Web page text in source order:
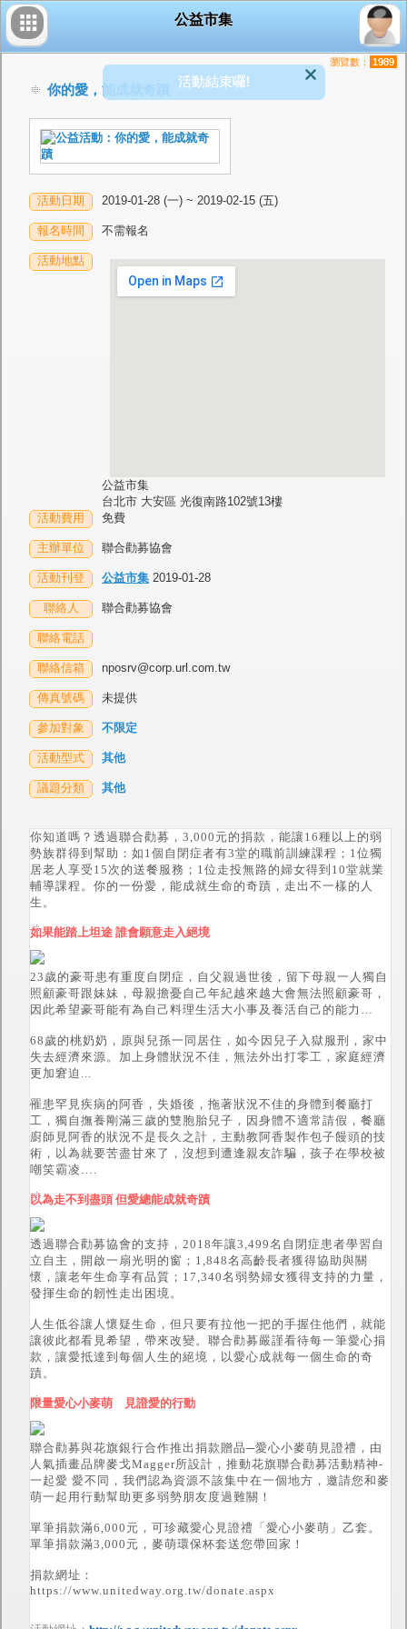
公益市集
活動結束囉!
你的愛，能成就奇蹟
瀏覽數： 1989
活動日期 2019-01-28 (一) ~ 2019-02-15 (五)
報名時間 不需報名
活動地點
公益市集
台北市 大安區 光復南路102號13樓
活動費用
免費
主辦單位 聯合勸募協會
活動刊登 公益市集 2019-01-28
聯絡人 聯合勸募協會
聯絡電話
聯絡信箱 nposrv@corp.url.com.tw
傳真號碼 未提供
參加對象 不限定
活動型式 其他
議題分類 其他
你知道嗎？透過聯合勸募，3,000元的捐款，能讓16種以上的弱
勢族群得到幫助：如1個自閉症者有3堂的職前訓練課程；1位獨
居老人享受15次的送餐服務；1位走投無路的婦女得到10堂就業
輔導課程。你的一份愛，能成就生命的奇蹟，走出不一樣的人
生。
如果能踏上坦途 誰會願意走入絕境
23歲的豪哥患有重度自閉症，自父親過世後，留下母親一人獨自
照顧豪哥跟妹妹，母親擔憂自己年紀越來越大會無法照顧豪哥，
因此希望豪哥能有為自己料理生活大小事及養活自己的能力…
68歲的桃奶奶，原與兒孫一同居住，如今因兒子入獄服刑，家中
失去經濟來源。加上身體狀況不佳，無法外出打零工，家庭經濟
更加窘迫...
罹患罕見疾病的阿香，失婚後，拖著狀況不佳的身體到餐廳打
工，獨自撫養剛滿三歲的雙胞胎兒子，因身體不適常請假，餐廳
廚師見阿香的狀況不是長久之計，主動教阿香製作包子饅頭的技
術，以為就要苦盡甘來了，沒想到遭逢親友詐騙，孩子在學校被
嘲笑霸凌….
以為走不到盡頭 但愛總能成就奇蹟
透過聯合勸募協會的支持，2018年讓3,499名自閉症患者學習自
立自主，開啟一扇光明的窗；1,848名高齡長者獲得協助與關
懷，讓老年生命享有品質；17,340名弱勢婦女獲得支持的力量，
發揮生命的韌性走出困境。
人生低谷讓人懷疑生命，但只要有拉他一把的手握住他們，就能
讓彼此都看見希望，帶來改變。聯合勸募嚴謹看待每一筆愛心捐
款，讓愛抵達到每個人生的絕境，以愛心成就每一個生命的奇
蹟。
限量愛心小麥萌 見證愛的行動
聯合勸募與花旗銀行合作推出捐款贈品─愛心小麥萌見證禮，由
人氣插畫品牌麥戈Magger所設計，推動花旗聯合勸募活動精神-
一起愛 愛不同，我們認為資源不該集中在一個地方，邀請您和麥
萌一起用行動幫助更多弱勢朋友度過難關！
單筆捐款滿6,000元，可珍藏愛心見證禮「愛心小麥萌」乙套。
單筆捐款滿3,000元，麥萌環保杯套送您帶回家！
捐款網址：
https://www.unitedway.org.tw/donate.aspx